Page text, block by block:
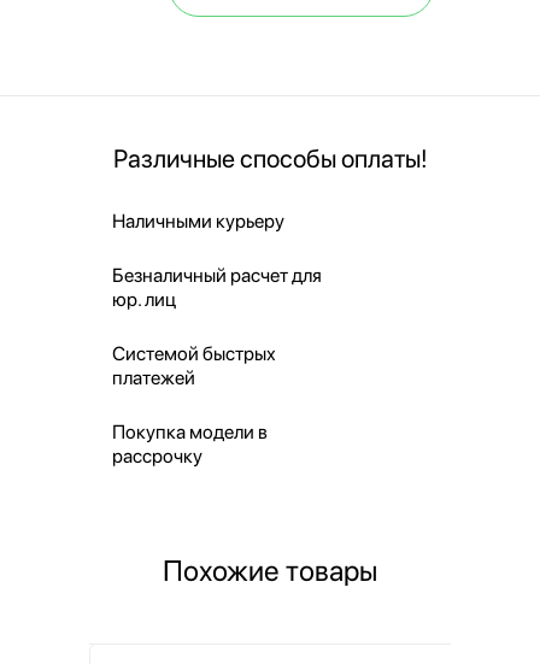
Различные способы оплаты!
Наличными курьеру
Безналичный расчет для
юр. лиц
Системой быстрых
платежей
Покупка модели в
рассрочку
Похожие товары